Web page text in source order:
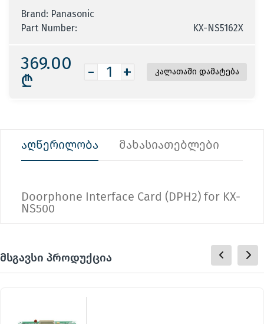
Brand: Panasonic
Part Number:
KX-NS5162X
369.00
₾
- +
აღწერილობა მახასიათებლები
Doorphone Interface Card (DPH2) for KX-
NS500
მსგავსი პროდუქცია